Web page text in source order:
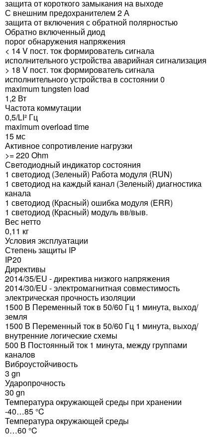
защита от короткого замыкания на выходе
С внешним предохранителем 2 А
защита от включения с обратной полярностью
Обратно включенный диод
порог обнаружения напряжения
< 14 V пост. ток формирователь сигнала
исполнительного устройства аварийная сигнализация
> 18 V пост. ток формирователь сигнала
исполнительного устройства в состоянии 0
maximum tungsten load
1,2 Вт
Частота коммутации
0,5/LI² Гц
maximum overload time
15 мс
Активное сопротивление нагрузки
>= 220 Ohm
Светодиодный индикатор состояния
1 светодиод (Зеленый) Работа модуля (RUN)
1 светодиод на каждый канал (Зеленый) диагностика
канала
1 светодиод (Красный) ошибка модуля (ERR)
1 светодиод (Красный) модуль вв/выв.
Вес нетто
0,11 кг
Условия эксплуатации
Степень защиты IP
IP20
Директивы
2014/35/EU - директива низкого напряжения
2014/30/EU - электромагнитная совместимость
электрическая прочность изоляции
1500 В Переменный ток в 50/60 Гц 1 минута, выход/
земля
1500 В Переменный ток в 50/60 Гц 1 минута, выход/
внутренние логические схемы
500 В Постоянный ток 1 минута, между группами
каналов
Виброустойчивость
3 gn
Ударопрочность
30 gn
Температура окружающей среды при хранении
-40…85 °C
Температура окружающей среды
0…60 °C